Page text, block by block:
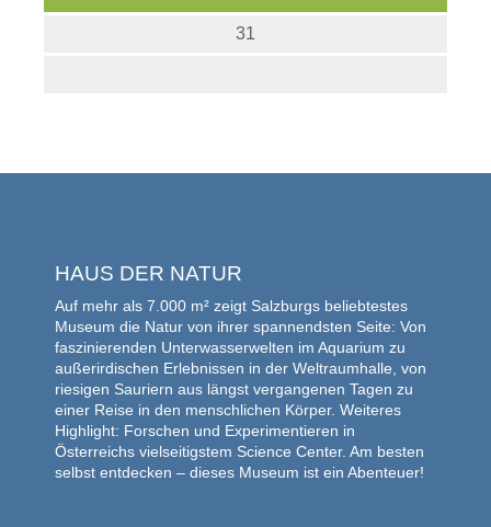
31
HAUS DER NATUR
Auf mehr als 7.000 m² zeigt Salzburgs beliebtestes
Museum die Natur von ihrer spannendsten Seite: Von
faszinierenden Unterwasserwelten im Aquarium zu
außerirdischen Erlebnissen in der Weltraumhalle, von
riesigen Sauriern aus längst vergangenen Tagen zu
einer Reise in den menschlichen Körper. Weiteres
Highlight: Forschen und Experimentieren in
Österreichs vielseitigstem Science Center. Am besten
selbst entdecken – dieses Museum ist ein Abenteuer!